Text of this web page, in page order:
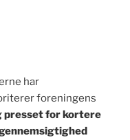
har
foreningens
presset for kortere